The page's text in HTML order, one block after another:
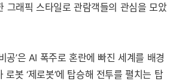
그래픽 스타일로 관람객들의 관심을 모았
공’은 AI 폭주로 혼란에 빠진 세계를 배경
로봇 ‘제로봇’에 탑승해 전투를 펼치는 탑